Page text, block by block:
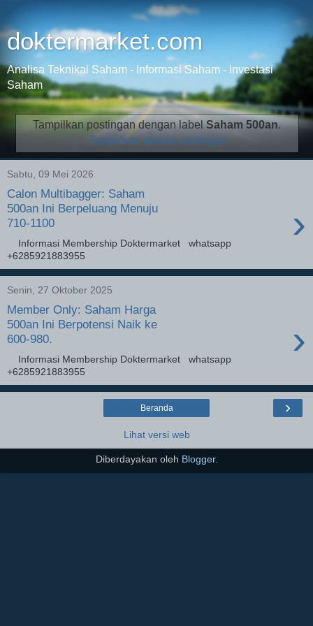
doktermarket.com
Analisa Teknikal Saham - Informasi Saham - Investasi
Saham
Tampilkan postingan dengan labelSaham 500an.
Tampilkan semua postingan
Sabtu, 09 Mei 2026
Calon Multibagger: Saham
500an Ini Berpeluang Menuju
710-1100
›
Informasi Membership Doktermarket whatsapp
+6285921883955
Senin, 27 Oktober 2025
Member Only: Saham Harga
500an Ini Berpotensi Naik ke
600-980.
›
Informasi Membership Doktermarket whatsapp
+6285921883955
›
Beranda
Lihat versi web
Diberdayakan oleh Blogger.